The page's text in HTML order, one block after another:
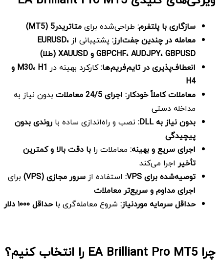
سازگاری با پلتفرم: طراحی‌شده برایمتاتریدر5 (MT5)
معامله در چندین جفت‌ارز:پشتیبانی ازEURUSD،
GBPCHF،AUDJPY،GBPUSD و
انعطاف‌پذیری در تایم‌فریم‌ها:کارکرد بهینه در M30، H1 و
H4
معاملات کاملاً خودکار: اجرای 24/5 معاملات
بدون نیاز به
مداخله دستی
بدون نیاز بهDLL: نصب و راه‌اندازی ساده با روندی بدون
پیچیدگی
اجرای سریع و بهینه: معاملات را با دقت بالا و کمترین
تأخیراجرا می‌کند
توصیه‌شده برایVPS: استفاده ازسرور مجازی(VPS)
برای
اجرای مداوم و سریع‌تر معاملات
حداقل سرمایه موردنیاز: شروع معامله‌گری باحداقل۱۰۰۰ دلار
چرا EA Brilliant Pro MT5 را انتخاب کنیم؟